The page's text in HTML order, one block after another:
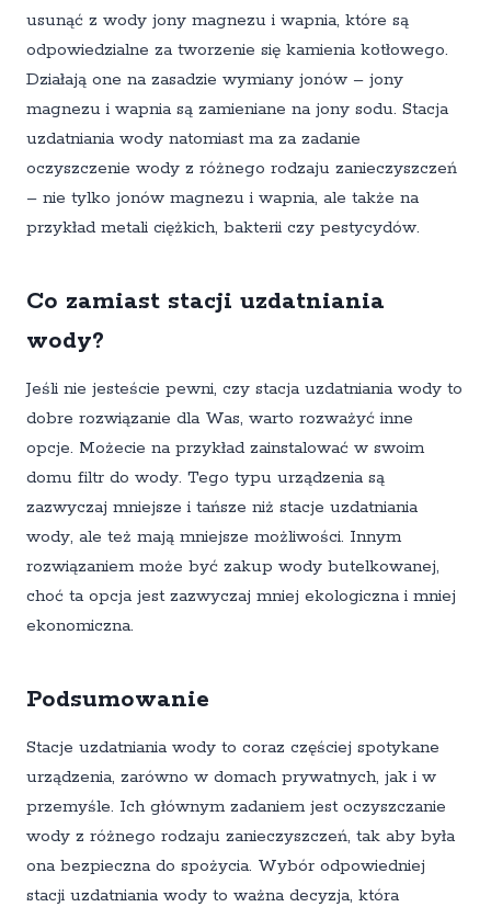
usunąć z wody jony magnezu i wapnia, które są
odpowiedzialne za tworzenie się kamienia kotłowego.
Działają one na zasadzie wymiany jonów – jony
magnezu i wapnia są zamieniane na jony sodu. Stacja
uzdatniania wody natomiast ma za zadanie
oczyszczenie wody z różnego rodzaju zanieczyszczeń
– nie tylko jonów magnezu i wapnia, ale także na
przykład metali ciężkich, bakterii czy pestycydów.
Co zamiast stacji uzdatniania
wody?
Jeśli nie jesteście pewni, czy stacja uzdatniania wody to
dobre rozwiązanie dla Was, warto rozważyć inne
opcje. Możecie na przykład zainstalować w swoim
domu filtr do wody. Tego typu urządzenia są
zazwyczaj mniejsze i tańsze niż stacje uzdatniania
wody, ale też mają mniejsze możliwości. Innym
rozwiązaniem może być zakup wody butelkowanej,
choć ta opcja jest zazwyczaj mniej ekologiczna i mniej
ekonomiczna.
Podsumowanie
Stacje uzdatniania wody to coraz częściej spotykane
urządzenia, zarówno w domach prywatnych, jak i w
przemyśle. Ich głównym zadaniem jest oczyszczanie
wody z różnego rodzaju zanieczyszczeń, tak aby była
ona bezpieczna do spożycia. Wybór odpowiedniej
stacji uzdatniania wody to ważna decyzja, która